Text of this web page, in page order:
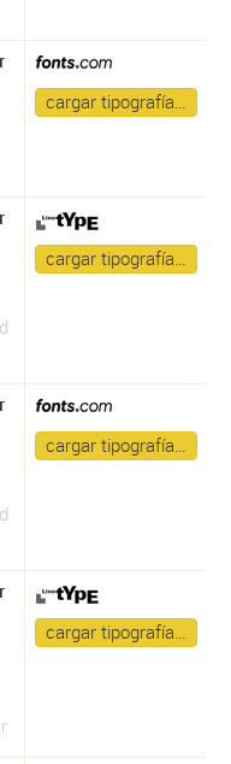
cargar tipografía…
cargar tipografía…
cargar tipografía…
cargar tipografía…